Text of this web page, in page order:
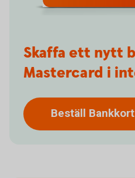
Skaffa ett nytt
Mastercard i
Beställ Bankkort